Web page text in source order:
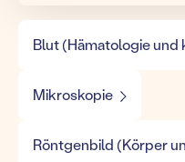
Blut (Hämatologie und
Mikroskopie
Röntgenbild (Körper